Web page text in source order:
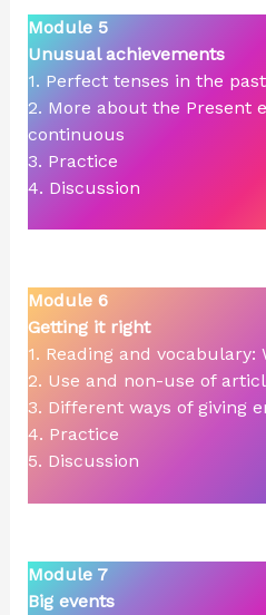
Module 5
Unusual achievements
1. Perfect tenses in the
2. More about the Present
continuous
3. Practice
4. Discussion
Module 6
Getting it right
1. Reading and vocabulary:
2. Use and non-use of
3. Different ways of giving
4. Practice
5. Discussion
Module 7
Big events